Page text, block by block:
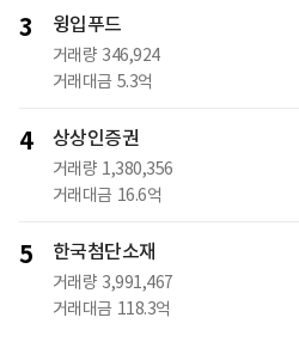
3 윙입푸드
거래량 346,924
거래대금 5.3억
4 상상인증권
거래량 1,380,356
거래대금 16.6억
5 한국첨단소재
거래량 3,991,467
거래대금 118.3억